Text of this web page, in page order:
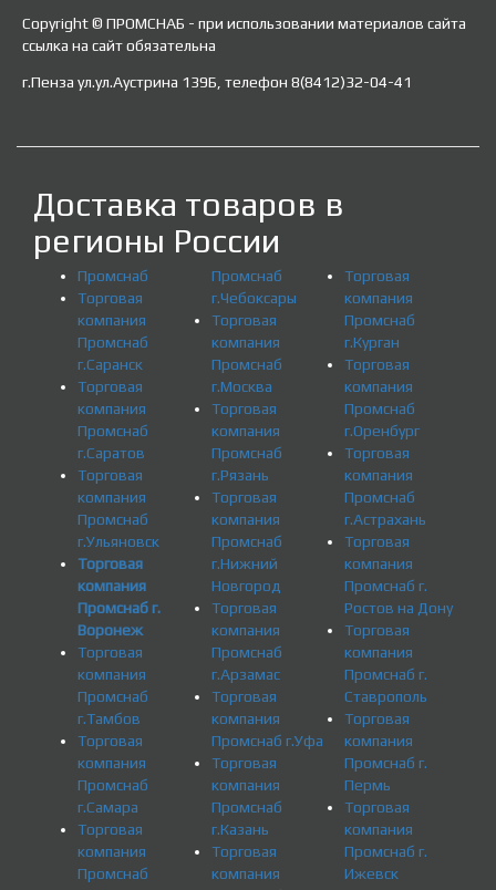
Copyright © ПРОМСНАБ - при использовании материалов сайта
ссылка на сайт обязательна
г.Пенза ул.ул.Аустрина 139Б, телефон 8(8412)32-04-41
Доставка товаров в
регионы России
Промснаб
Торговая
компания
Промснаб
г.Саранск
Торговая
компания
Промснаб
г.Саратов
Торговая
компания
Промснаб
г.Ульяновск
Торговая
компания
Промснаб г.
Воронеж
Торговая
компания
Промснаб
г.Тамбов
Торговая
компания
Промснаб
г.Самара
Торговая
компания
Промснаб
Промснаб
г.Чебоксары
Торговая
компания
Промснаб
г.Москва
Торговая
компания
Промснаб
г.Рязань
Торговая
компания
Промснаб
г.Нижний
Новгород
Торговая
компания
Промснаб
г.Арзамас
Торговая
компания
Промснаб г.Уфа
Торговая
компания
Промснаб
г.Казань
Торговая
компания
Торговая
компания
Промснаб
г.Курган
Торговая
компания
Промснаб
г.Оренбург
Торговая
компания
Промснаб
г.Астрахань
Торговая
компания
Промснаб г.
Ростов на Дону
Торговая
компания
Промснаб г.
Ставрополь
Торговая
компания
Промснаб г.
Пермь
Торговая
компания
Промснаб г.
Ижевск